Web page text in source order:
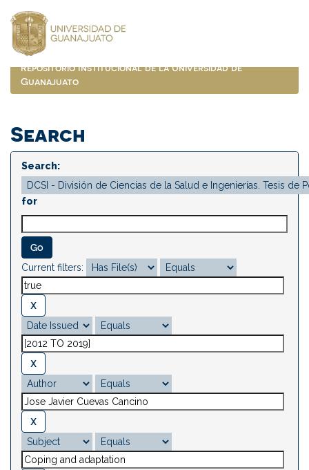
navigation
Repositorio Institucional de la Universidad de
Guanajuato
Search
Search:
for
Current filters: